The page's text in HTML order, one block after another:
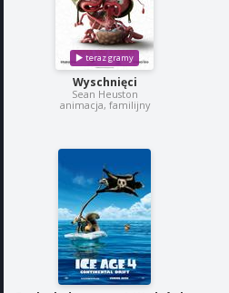
Wyschnięci
Sean Heuston
animacja, familijny